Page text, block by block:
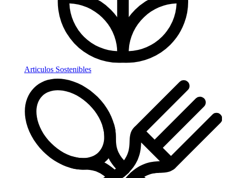
Articulos Sostenibles